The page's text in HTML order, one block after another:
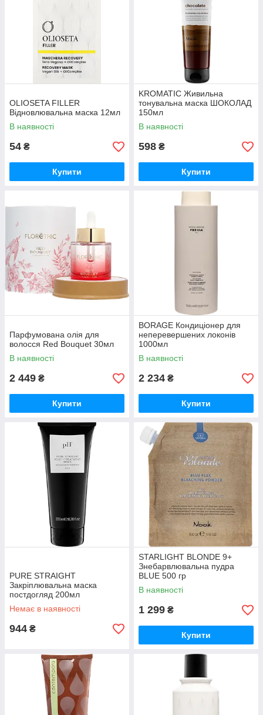
OLIOSETA FILLER
Відновлювальна маска 12мл
В наявності
54 ₴
Купити
KROMATIC Живильна
тонувальна маска ШОКОЛАД
150мл
В наявності
598 ₴
Купити
Парфумована олія для
волосся Red Bouquet 30мл
В наявності
2 449 ₴
Купити
BORAGE Кондиціонер для
неперевершених локонів
1000мл
В наявності
2 234 ₴
Купити
PURE STRAIGHT
Закріплювальна маска
постдогляд 200мл
Немає в наявності
944 ₴
STARLIGHT BLONDE 9+
Знебарвлювальна пудра
BLUE 500 гр
В наявності
1 299 ₴
Купити